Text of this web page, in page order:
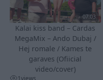
07:03
Kalai kiss band – Cardas
MegaMix – Ando Dubaj /
Hej romale / Kames te
garaves (Ofiicial
video/cover)
1views